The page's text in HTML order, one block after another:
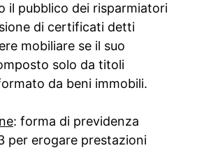
il pubblico dei risparmiatori
di certificati detti
mobiliare se il suo
solo da titoli
da beni immobili.
: forma di previdenza
per erogare prestazioni